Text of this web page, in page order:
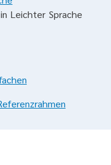
Leichter Sprache